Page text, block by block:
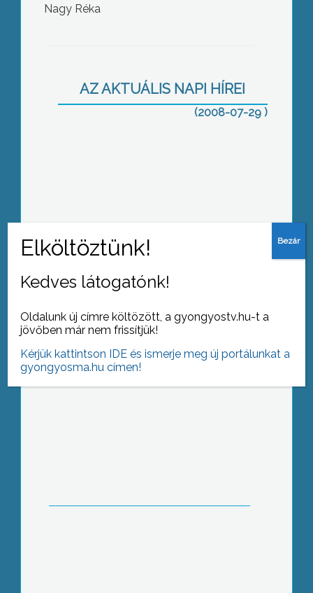
Nagy Réka
AZ AKTUÁLIS NAPI HÍREI
(2008-07-29 )
A jászárokszállási képviselőtestület
választották meg az általános iskola
vezetőjének
Kedves látogatónk!
Oldalunk új címre költözött, a gyongyostv.hu-t a
jövőben már nem frissítjük!
Kérjük kattintson IDE és ismerje meg új portálunkat a
gyongyosma.hu címen!